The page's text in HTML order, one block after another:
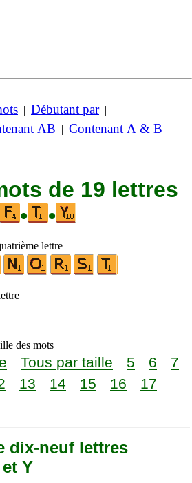
| Débutant par|
AB | Contenant A & B |
de 19 lettres
• •
lettre
des mots
Tous par taille 5 6
7
13 14 15 16
17
dix-neuf lettres
Y